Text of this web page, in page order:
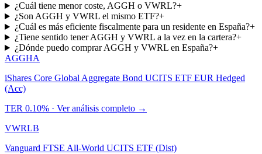
¿Cuál tiene menor coste, AGGH o VWRL?+
¿Son AGGH y VWRL el mismo ETF?+
¿Cuál es más eficiente fiscalmente para un residente en España?+
¿Tiene sentido tener AGGH y VWRL a la vez en la cartera?+
¿Dónde puedo comprar AGGH y VWRL en España?+
AGGHA
iShares Core Global Aggregate Bond UCITS ETF EUR Hedged
(Acc)
TER 0.10% · Ver análisis completo →
VWRLB
Vanguard FTSE All-World UCITS ETF (Dist)